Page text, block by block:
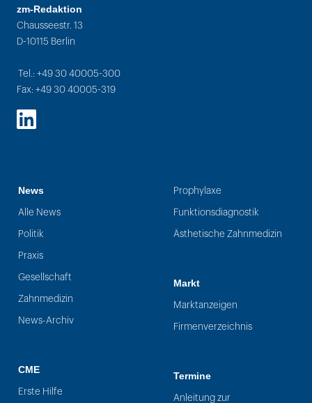
zm-Redaktion
Chausseestr. 13
D-10115 Berlin
Tel.: +49 30 40005-300
Fax: +49 30 40005-319
LinkedIn
News
Alle News
Politik
Praxis
Gesellschaft
Zahnmedizin
News-Archiv
CME
Erste Hilfe
Prophylaxe
Funktionsdiagnostik
Ästhetische Zahnmedizin
Markt
Marktanzeigen
Firmenverzeichnis
Termine
Anleitung zur